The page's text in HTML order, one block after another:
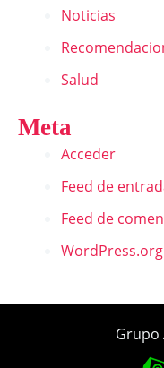
Noticias
Salud
Meta
Acceder
Feed de
Feed de
WordPress.org
Grupo